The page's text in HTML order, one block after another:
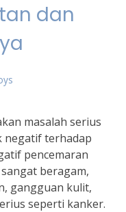
dan
masalah serius
negatif terhadap
pencemaran
beragam,
gangguan kulit,
seperti kanker.